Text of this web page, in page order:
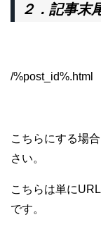
２． 記事末
/%post_id%.html
こちらにする場
さい。
こちらは単に
です。